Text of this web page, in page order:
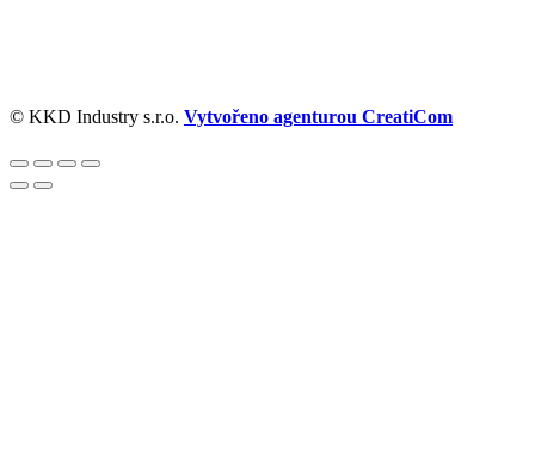
© KKD Industry s.r.o. Vytvořeno agenturou CreatiCom